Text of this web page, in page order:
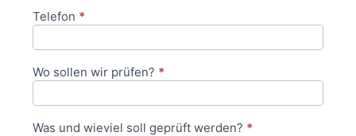
Telefon *
Wo sollen wir prüfen? *
Was und wieviel soll geprüft werden? *